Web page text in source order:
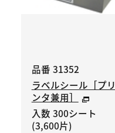
品番 31352
ラベルシール［プリ
ンタ兼用］
入数 300シート
(3,600片)